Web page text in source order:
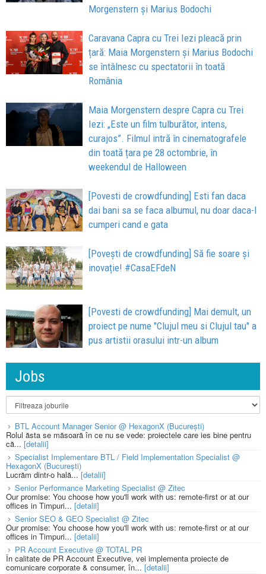
Morgenstern și Marius Bodochi
Caravana Capra cu Trei Iezi pleacă prin
țară: Maia Morgenstern și Marius Bodochi
se întâlnesc cu spectatorii în toată
România
Maia Morgenstern despre Capra cu Trei
Iezi: „Este un film tulburător, intens,
curajos”. Filmul intră în cinematografele
din toată țara pe 28 octombrie, în
weekendul de Halloween
[Povesti de crowdfunding] Esti fan daca
dai bani sa se faca albumul, nu doar daca-l
cumperi cand e gata
[Povești de crowdfunding] Să fie soare și
inovație! #CasaEFdeN
[Povesti de crowdfunding] Mai demult, un
proiect pe nume "Clujul meu si Clujul tau" a
pus artistii orasului intr-un album
Jobs
BTL Account Manager Senior @ HexagonX (București)
Rolul ăsta se măsoară în ce nu se vede: proiectele care ies bine pentru
că... [detalii]
Specialist Implementare BTL / Field Implementation Specialist @
HexagonX (București)
Lucrăm dintr-o hală...[detalii]
Senior Performance Marketing Specialist @ Zitec
Our promise: You choose how you'll work with us: remote-first or at our
offices in Timpuri... [detalii]
Senior SEO & GEO Specialist @ Zitec
Our promise: You choose how you'll work with us: remote-first or at our
offices in Timpuri... [detalii]
PR Account Executive @ TOTAL PR
În calitate de PR Account Executive, vei implementa proiecte de
comunicare corporate & consumer, în... [detalii]